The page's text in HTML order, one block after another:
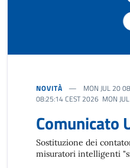
NOVITÀ
MON JUL 20
08:25:14 CEST 2026 MON
Comunicato
Sostituzione dei
misuratori intelligenti